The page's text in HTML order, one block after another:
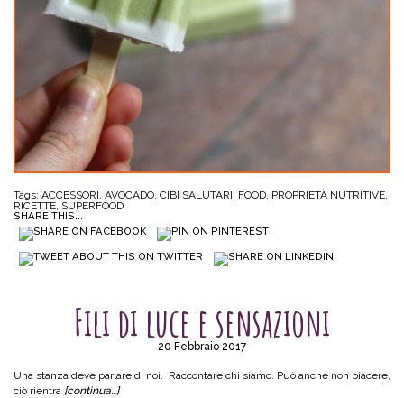
Tags: ACCESSORI, AVOCADO, CIBI SALUTARI, FOOD, PROPRIETÀ NUTRITIVE,
RICETTE, SUPERFOOD
SHARE THIS...
Fili di luce e sensazioni
20 Febbraio 2017
Una stanza deve parlare di noi. Raccontare chi siamo. Può anche non piacere,
ciò rientra [continua…]